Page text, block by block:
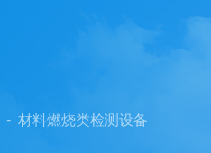
- 材料燃烧类检测设备